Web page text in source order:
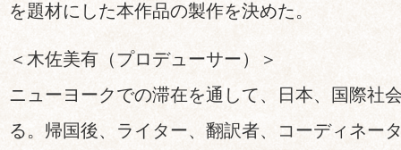
を題材にした本作品の製作を決めた。
＜木佐美有（プロデューサー）＞
ニューヨークでの滞在を通して、日本、国際社
る。帰国後、ライター、翻訳者、コーディネー